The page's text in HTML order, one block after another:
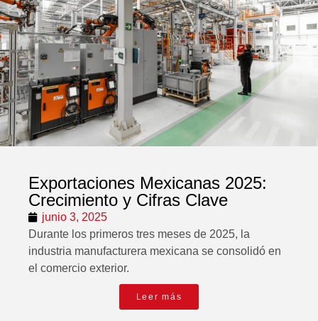
Exportaciones Mexicanas 2025:
Crecimiento y Cifras Clave
junio 3, 2025
Durante los primeros tres meses de 2025, la
industria manufacturera mexicana se consolidó en
el comercio exterior.
Leer más